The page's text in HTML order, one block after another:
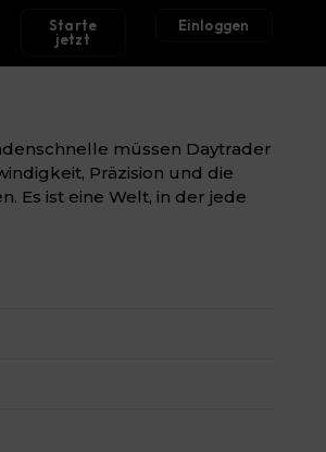
Starte
jetzt
Einloggen
müssen Daytrader
Präzision und die
Es ist eine Welt, in der jede